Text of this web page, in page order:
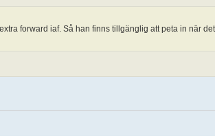
forward iaf. Så han finns tillgänglig att peta in när